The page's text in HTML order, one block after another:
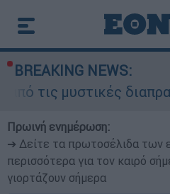
BREAKING NEWS:
διαπραγματεύσεις
Πρωινή ενημέρωση:
➔ Δείτε τα πρωτοσέλιδα των
περισσότερα για τον καιρό
γιορτάζουν σήμερα